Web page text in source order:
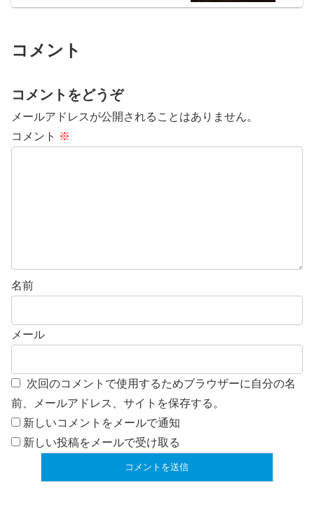
コメント
コメントをどうぞ
メールアドレスが公開されることはありません。
コメント ※
名前
メール
次回のコメントで使用するためブラウザーに自分の名
前、メールアドレス、サイトを保存する。
新しいコメントをメールで通知
新しい投稿をメールで受け取る